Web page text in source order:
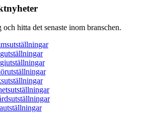
hitta det senaste inom branschen.